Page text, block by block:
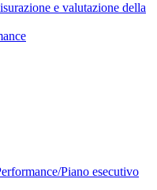
e valutazione della
Piano esecutivo